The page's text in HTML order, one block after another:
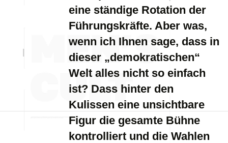
eine ständige Rotation der
Führungskräfte. Aber was,
wenn ich Ihnen sage, dass in
dieser „demokratischen“
Welt alles nicht so einfach
ist? Dass hinter den
Kulissen eine unsichtbare
Figur die gesamte Bühne
kontrolliert und die Wahlen